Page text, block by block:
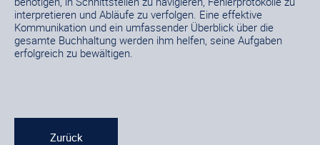
interpretieren und Abläufe zu verfolgen. Eine effektive
Kommunikation und ein umfassender Überblick über die
gesamte Buchhaltung werden ihm helfen, seine Aufgaben
erfolgreich zu bewältigen.
Zurück